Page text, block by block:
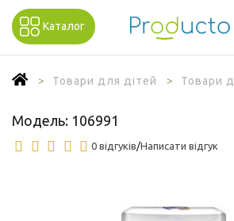
Каталог
Товари для дітей Товари
Модель: 106991
0 відгуків/Написати відгук